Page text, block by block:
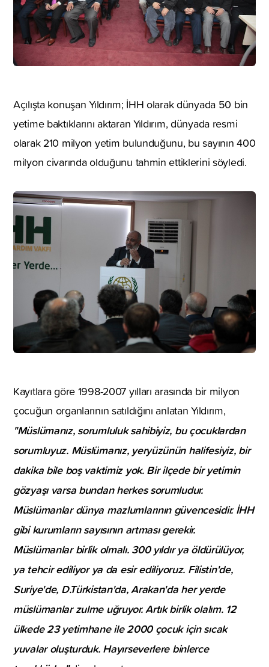
Açılışta konuşan Yıldırım; İHH olarak dünyada 50 bin
yetime baktıklarını aktaran Yıldırım, dünyada resmi
olarak 210 milyon yetim bulunduğunu, bu sayının 400
milyon civarında olduğunu tahmin ettiklerini söyledi.
Kayıtlara göre 1998-2007 yılları arasında bir milyon
çocuğun organlarının satıldığını anlatan Yıldırım,
"Müslümanız, sorumluluk sahibiyiz, bu çocuklardan
sorumluyuz. Müslümanız, yeryüzünün halifesiyiz, bir
dakika bile boş vaktimiz yok. Bir ilçede bir yetimin
gözyaşı varsa bundan herkes sorumludur.
Müslümanlar dünya mazlumlarının güvencesidir. İHH
gibi kurumların sayısının artması gerekir.
Müslümanlar birlik olmalı. 300 yıldır ya öldürülüyor,
ya tehcir ediliyor ya da esir ediliyoruz. Filistin'de,
Suriye'de, D.Türkistan'da, Arakan'da her yerde
müslümanlar zulme uğruyor. Artık birlik olalım. 12
ülkede 23 yetimhane ile 2000 çocuk için sıcak
yuvalar oluşturduk. Hayırseverlere binlerce